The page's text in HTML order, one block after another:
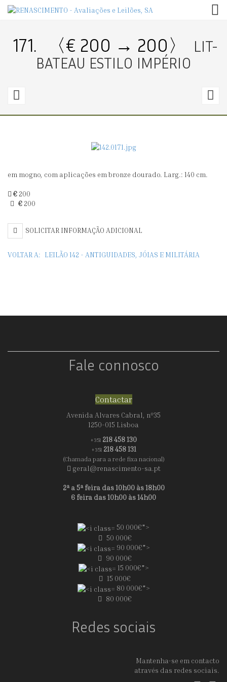
171. 〈€ 200 → 200〉
LIT-
BATEAU ESTILO IMPÉRIO
〈€
PAR
DE
MESAS
DE
APOIO
ESTILO
em mogno, com aplicações em bronze dourado. Larg.: 140 cm.
€ 200
€ 200
SOLICITAR INFORMAÇÃO ADICIONAL
VOLTAR A: LEILÃO 142 - ANTIGUIDADES, JÓIAS E MILITÁRIA
Fale connosco
Contactar
Avenida Alvares Cabral, nº35
1250-015 Lisboa
+351 218 458 130
+351 218 458 131
(Chamada para a rede fixa nacional)
geral@renascimento-sa.pt
2ª a 5ª feira das 10h00 às 18h00
6 feira das 10h00 às 14h00
50 000€">
50 000€
90 000€">
90 000€
15 000€">
15 000€
80 000€">
80 000€
Redes sociais
Mantenha-se em contacto
através das redes sociais.